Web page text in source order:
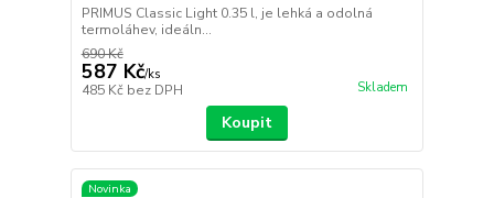
PRIMUS Classic Light 0.35 l, je lehká a odolná
termoláhev, ideáln...
690 Kč
587 Kč/ks
485 Kč bez DPH Skladem
Koupit
Novinka